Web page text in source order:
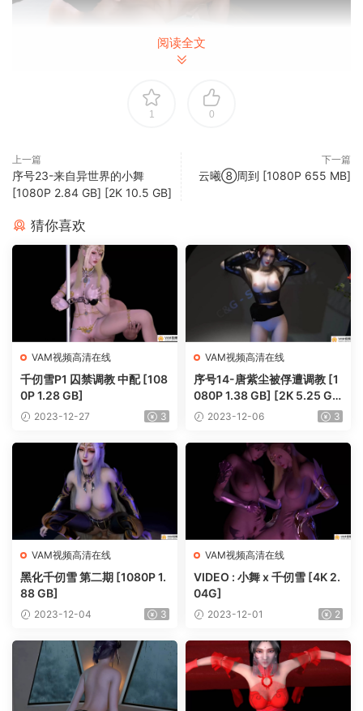
阅读全文
1 0
上一篇
序号23-来自异世界的小舞
[1080P 2.84 GB] [2K 10.5 GB]
下一篇
云曦⑧周到 [1080P 655 MB]
猜你喜欢
VAM视频高清在线
千仞雪P1 囚禁调教 中配 [108
0P 1.28 GB]
2023-12-27 3
VAM视频高清在线
序号14-唐紫尘被俘遭调教 [1
080P 1.38 GB] [2K 5.25 G
B] 2023-12-06 3
VAM视频高清在线
黑化千仞雪 第二期 [1080P 1.
88 GB]
2023-12-04 3
VAM视频高清在线
VIDEO : 小舞 x 千仞雪 [4K 2.
04G]
2023-12-01 2